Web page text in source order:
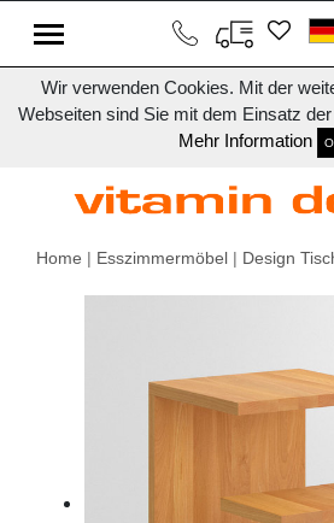
Wir verwenden Cookies. Mit der
Webseiten sind Sie mit dem Einsatz
Mehr Information
Home | Esszimmermöbel | Design